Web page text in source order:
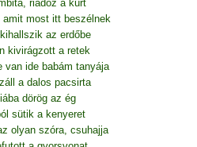
riadoz a kürt
amit most itt beszélnek
az erdőbe
kivirágzott a retek
van ide babám tanyája
a dalos pacsirta
dörög az ég
sütik a kenyeret
olyan szóra, csuhajja